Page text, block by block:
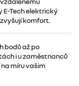
E-Tech elektrický
komfort.
bodů až po
i u zaměstnanců
míru vašim